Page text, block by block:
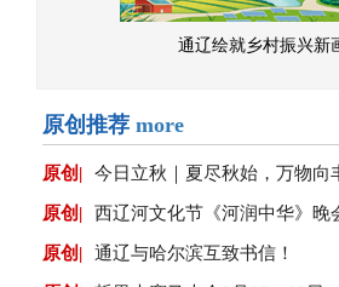
通辽绘就乡村振兴新
原创推荐 more
原创| 今日立秋｜夏尽秋始，万物向
原创| 西辽河文化节《河润中华》晚
原创| 通辽与哈尔滨互致书信！